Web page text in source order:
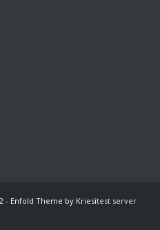
- Enfold Theme by Kriesitest server